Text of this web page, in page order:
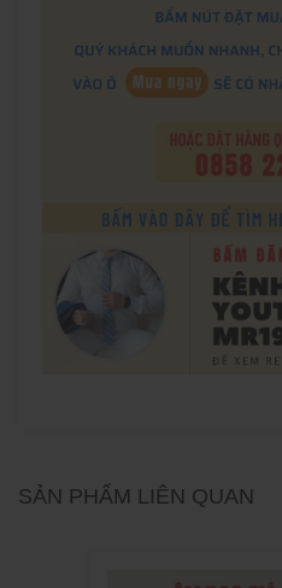
SẢN PHẨM LIÊN QUAN